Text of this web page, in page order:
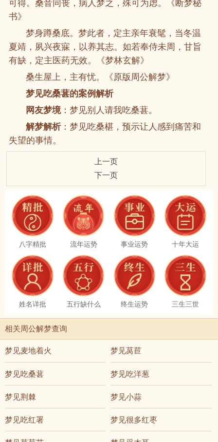
可得。桑音同丧，病人梦之，殊可为虑。《断梦秘
书》
梦身蹲桑底。梦此者，定主亲年衰髦，当冬温
夏靖，夙兴夜寐，以养其志。如若奉侍未周，甘旨
有缺，定主医药无效。《梦林玄解》
桑生屋上，主有忧。《原版周公解梦》
梦见吃桑葚的案例解析
网友梦境：梦见别人请我吃桑葚。
解梦解析：梦见吃桑椹，预示让人感到痛苦和
失望的事情。
上一页
下一页
八字精批 流年运势 事业运势 十年大运
姓名详批 五行缺什么 终生运势 三生三世
相关周公解梦查询
梦见麦地着火 梦见莴苣
梦见吃桑葚 梦见吃洋葱
梦见荆棘 梦见小蒜
梦见吃红署 梦见很多红枣